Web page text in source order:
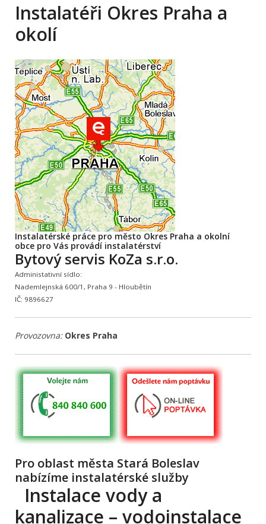
Instalatéři Okres Praha a
okolí
Instalatérské práce pro město Okres Praha a okolní
obce pro Vás provádí instalatérství
Bytový servis KoZa s.r.o.
Administativní sídlo:
Nademlejnská 600/1, Praha 9 - Hloubětín
IČ: 9896627
Provozovna: Okres Praha
Pro oblast města Stará Boleslav
nabízíme instalatérské služby
Instalace vody a
kanalizace – vodoinstalace